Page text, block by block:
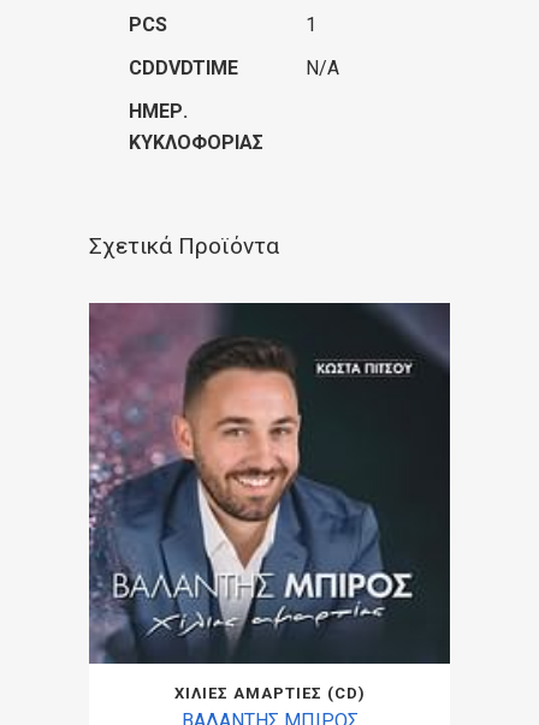
PCS
1
CDDVDTIME
N/A
ΗΜΕΡ.
ΚΥΚΛΟΦΟΡΊΑΣ
Σχετικά Προϊόντα
ΧΙΛΙΕΣ ΑΜΑΡΤΙΕΣ (CD)